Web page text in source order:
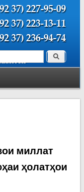
Поиск
миллат
ҳолатҳои